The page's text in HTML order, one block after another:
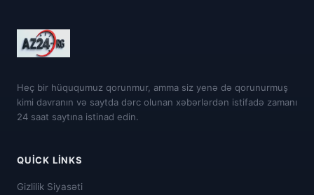
Heç bir hüququmuz qorunmur, amma siz yenə də qorunurmuş
kimi davranın və saytda dərc olunan xəbərlərdən istifadə zamanı
24 saat saytına istinad edin.
QUICK LINKS
Gizlilik Siyasəti